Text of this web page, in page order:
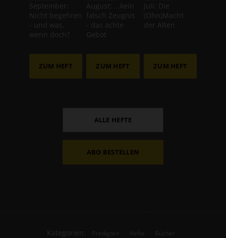
September:
Nicht begehren
- und was,
wenn doch?
ZUM HEFT
August: ...kein
falsch Zeugnis
- das achte
Gebot
ZUM HEFT
Juli: Die
(Ohn)Macht
der Alten
ZUM HEFT
ALLE HEFTE
ABO BESTELLEN
Kategorien: Predigten Hefte Bücher